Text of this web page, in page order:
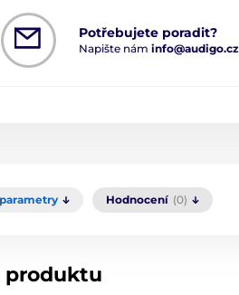
Potřebujete poradit?
Napište nám info@audigo.cz
Hodnocení (0)
produktu